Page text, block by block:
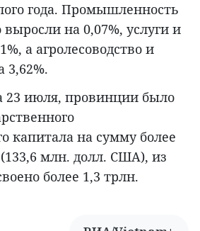
года. Промышленность
выросли на 0,07%, услуги и
а агролесоводство и
3,62%.
23 июля, провинции было
капитала на сумму более
млн. долл. США), из
более 1,3 трлн.